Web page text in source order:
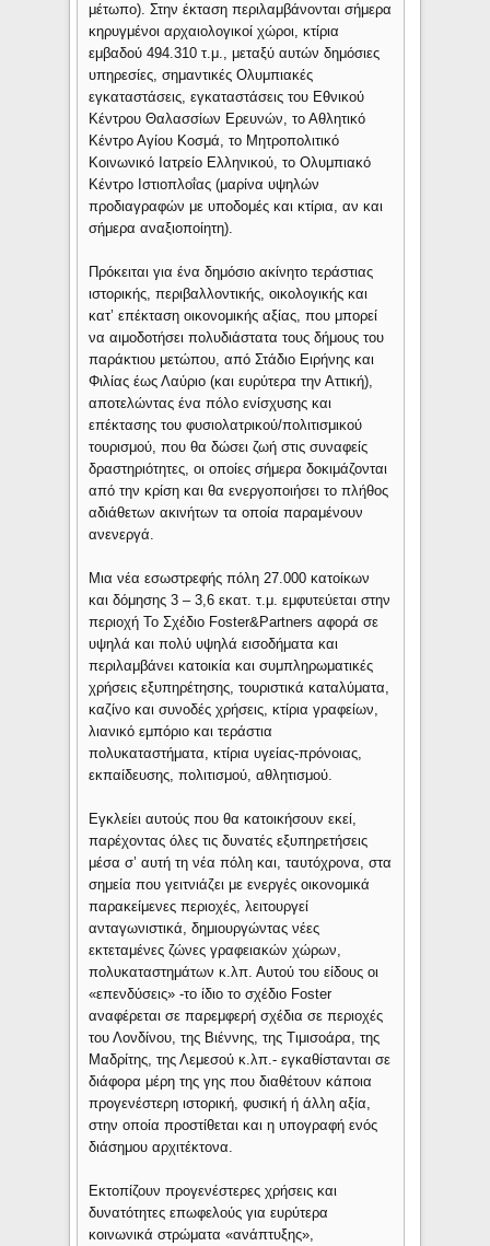
μέτωπο). Στην έκταση περιλαμβάνονται σήμερα
κηρυγμένοι αρχαιολογικοί χώροι, κτίρια
εμβαδού 494.310 τ.μ., μεταξύ αυτών δημόσιες
υπηρεσίες, σημαντικές Ολυμπιακές
εγκαταστάσεις, εγκαταστάσεις του Εθνικού
Κέντρου Θαλασσίων Ερευνών, το Αθλητικό
Κέντρο Αγίου Κοσμά, το Μητροπολιτικό
Κοινωνικό Ιατρείο Ελληνικού, το Ολυμπιακό
Κέντρο Ιστιοπλοΐας (μαρίνα υψηλών
προδιαγραφών με υποδομές και κτίρια, αν και
σήμερα αναξιοποίητη).
Πρόκειται για ένα δημόσιο ακίνητο τεράστιας
ιστορικής, περιβαλλοντικής, οικολογικής και
κατ’ επέκταση οικονομικής αξίας, που μπορεί
να αιμοδοτήσει πολυδιάστατα τους δήμους του
παράκτιου μετώπου, από Στάδιο Ειρήνης και
Φιλίας έως Λαύριο (και ευρύτερα την Αττική),
αποτελώντας ένα πόλο ενίσχυσης και
επέκτασης του φυσιολατρικού/πολιτισμικού
τουρισμού, που θα δώσει ζωή στις συναφείς
δραστηριότητες, οι οποίες σήμερα δοκιμάζονται
από την κρίση και θα ενεργοποιήσει το πλήθος
αδιάθετων ακινήτων τα οποία παραμένουν
ανενεργά.
Μια νέα εσωστρεφής πόλη 27.000 κατοίκων
και δόμησης 3 – 3,6 εκατ. τ.μ. εμφυτεύεται στην
περιοχή Το Σχέδιο Foster&Partners αφορά σε
υψηλά και πολύ υψηλά εισοδήματα και
περιλαμβάνει κατοικία και συμπληρωματικές
χρήσεις εξυπηρέτησης, τουριστικά καταλύματα,
καζίνο και συνοδές χρήσεις, κτίρια γραφείων,
λιανικό εμπόριο και τεράστια
πολυκαταστήματα, κτίρια υγείας-πρόνοιας,
εκπαίδευσης, πολιτισμού, αθλητισμού.
Εγκλείει αυτούς που θα κατοικήσουν εκεί,
παρέχοντας όλες τις δυνατές εξυπηρετήσεις
μέσα σ’ αυτή τη νέα πόλη και, ταυτόχρονα, στα
σημεία που γειτνιάζει με ενεργές οικονομικά
παρακείμενες περιοχές, λειτουργεί
ανταγωνιστικά, δημιουργώντας νέες
εκτεταμένες ζώνες γραφειακών χώρων,
πολυκαταστημάτων κ.λπ. Αυτού του είδους οι
«επενδύσεις» -το ίδιο το σχέδιο Foster
αναφέρεται σε παρεμφερή σχέδια σε περιοχές
του Λονδίνου, της Βιέννης, της Τιμισοάρα, της
Μαδρίτης, της Λεμεσού κ.λπ.- εγκαθίστανται σε
διάφορα μέρη της γης που διαθέτουν κάποια
προγενέστερη ιστορική, φυσική ή άλλη αξία,
στην οποία προστίθεται και η υπογραφή ενός
διάσημου αρχιτέκτονα.
Εκτοπίζουν προγενέστερες χρήσεις και
δυνατότητες επωφελούς για ευρύτερα
κοινωνικά στρώματα «ανάπτυξης»,